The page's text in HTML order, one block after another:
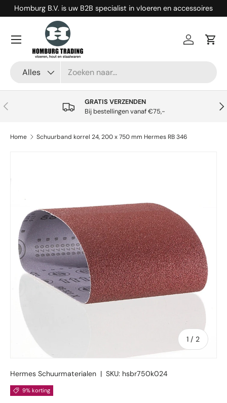
Ga naar inhoud
Homburg B.V. is uw B2B specialist in vloeren en accessoires
Alles
Inloggen
Menu
Vorige
GRATIS VERZENDEN
Bij bestellingen vanaf €75,-
Home Schuurband korrel 24, 200 x 750 mm Hermes RB 346
1 / van
2
Hermes Schuurmaterialen | SKU: hsbr750k024
9% korting